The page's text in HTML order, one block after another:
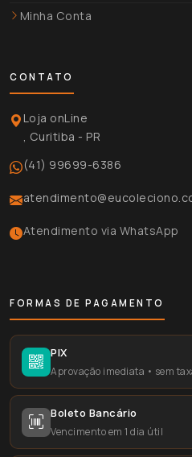
Minha Conta
CONTATO
Loja onLine
, Curitiba - PR
(41) 99699-6386
Atendimento via WhatsApp
FORMAS DE PAGAMENTO
PIX
Aprovação imediata • sem
Boleto Bancário
Vencimento em 1 dia útil